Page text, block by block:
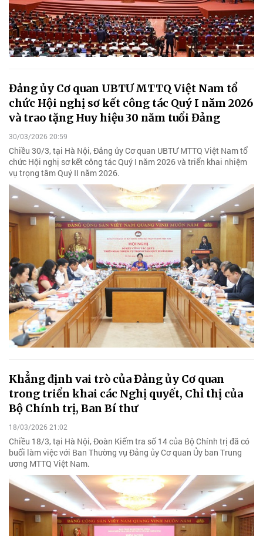
Đảng ủy Cơ quan UBTƯ MTTQ Việt Nam tổ
chức Hội nghị sơ kết công tác Quý I năm 2026
và trao tặng Huy hiệu 30 năm tuổi Đảng
30/03/2026 20:59
Chiều 30/3, tại Hà Nội, Đảng ủy Cơ quan UBTƯ MTTQ Việt Nam tổ
chức Hội nghị sơ kết công tác Quý I năm 2026 và triển khai nhiệm
vụ trọng tâm Quý II năm 2026.
Khẳng định vai trò của Đảng ủy Cơ quan
trong triển khai các Nghị quyết, Chỉ thị của
Bộ Chính trị, Ban Bí thư
18/03/2026 21:02
Chiều 18/3, tại Hà Nội, Đoàn Kiểm tra số 14 của Bộ Chính trị đã có
buổi làm việc với Ban Thường vụ Đảng ủy Cơ quan Ủy ban Trung
ương MTTQ Việt Nam.